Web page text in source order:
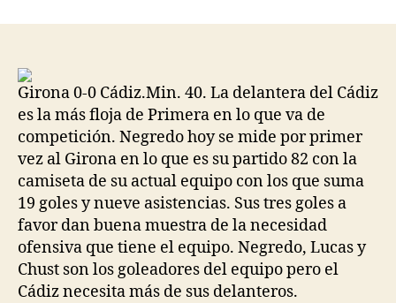
Girona 0-0 Cádiz.Min. 40. La delantera del Cádiz
es la más floja de Primera en lo que va de
competición. Negredo hoy se mide por primer
vez al Girona en lo que es su partido 82 con la
camiseta de su actual equipo con los que suma
19 goles y nueve asistencias. Sus tres goles a
favor dan buena muestra de la necesidad
ofensiva que tiene el equipo. Negredo, Lucas y
Chust son los goleadores del equipo pero el
Cádiz necesita más de sus delanteros.